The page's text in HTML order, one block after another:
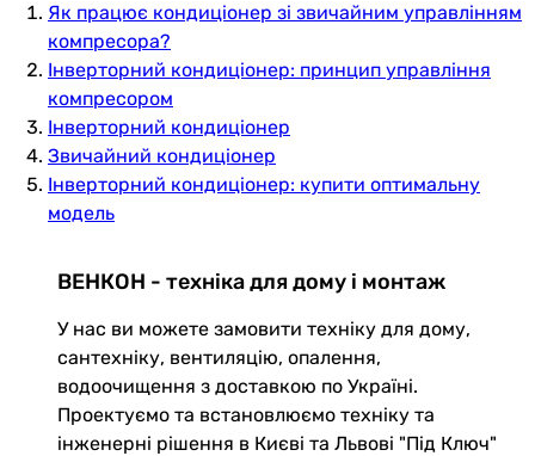
Як працює кондиціонер зі звичайним управлінням
компресора?
Інверторний кондиціонер: принцип управління
компресором
Інверторний кондиціонер
Звичайний кондиціонер
Інверторний кондиціонер: купити оптимальну
модель
ВЕНКОН - техніка для дому і монтаж
У нас ви можете замовити техніку для дому,
сантехніку, вентиляцію, опалення,
водоочищення з доставкою по Україні.
Проектуємо та встановлюємо техніку та
інженерні рішення в Києві та Львові "Під Ключ"